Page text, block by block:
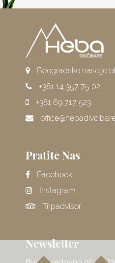
Beogradsko naselje
+381 14 357 75 02
+381 69 717 523
Pratite Nas
Facebook
Instagram
Tripadvisor
Newsletter